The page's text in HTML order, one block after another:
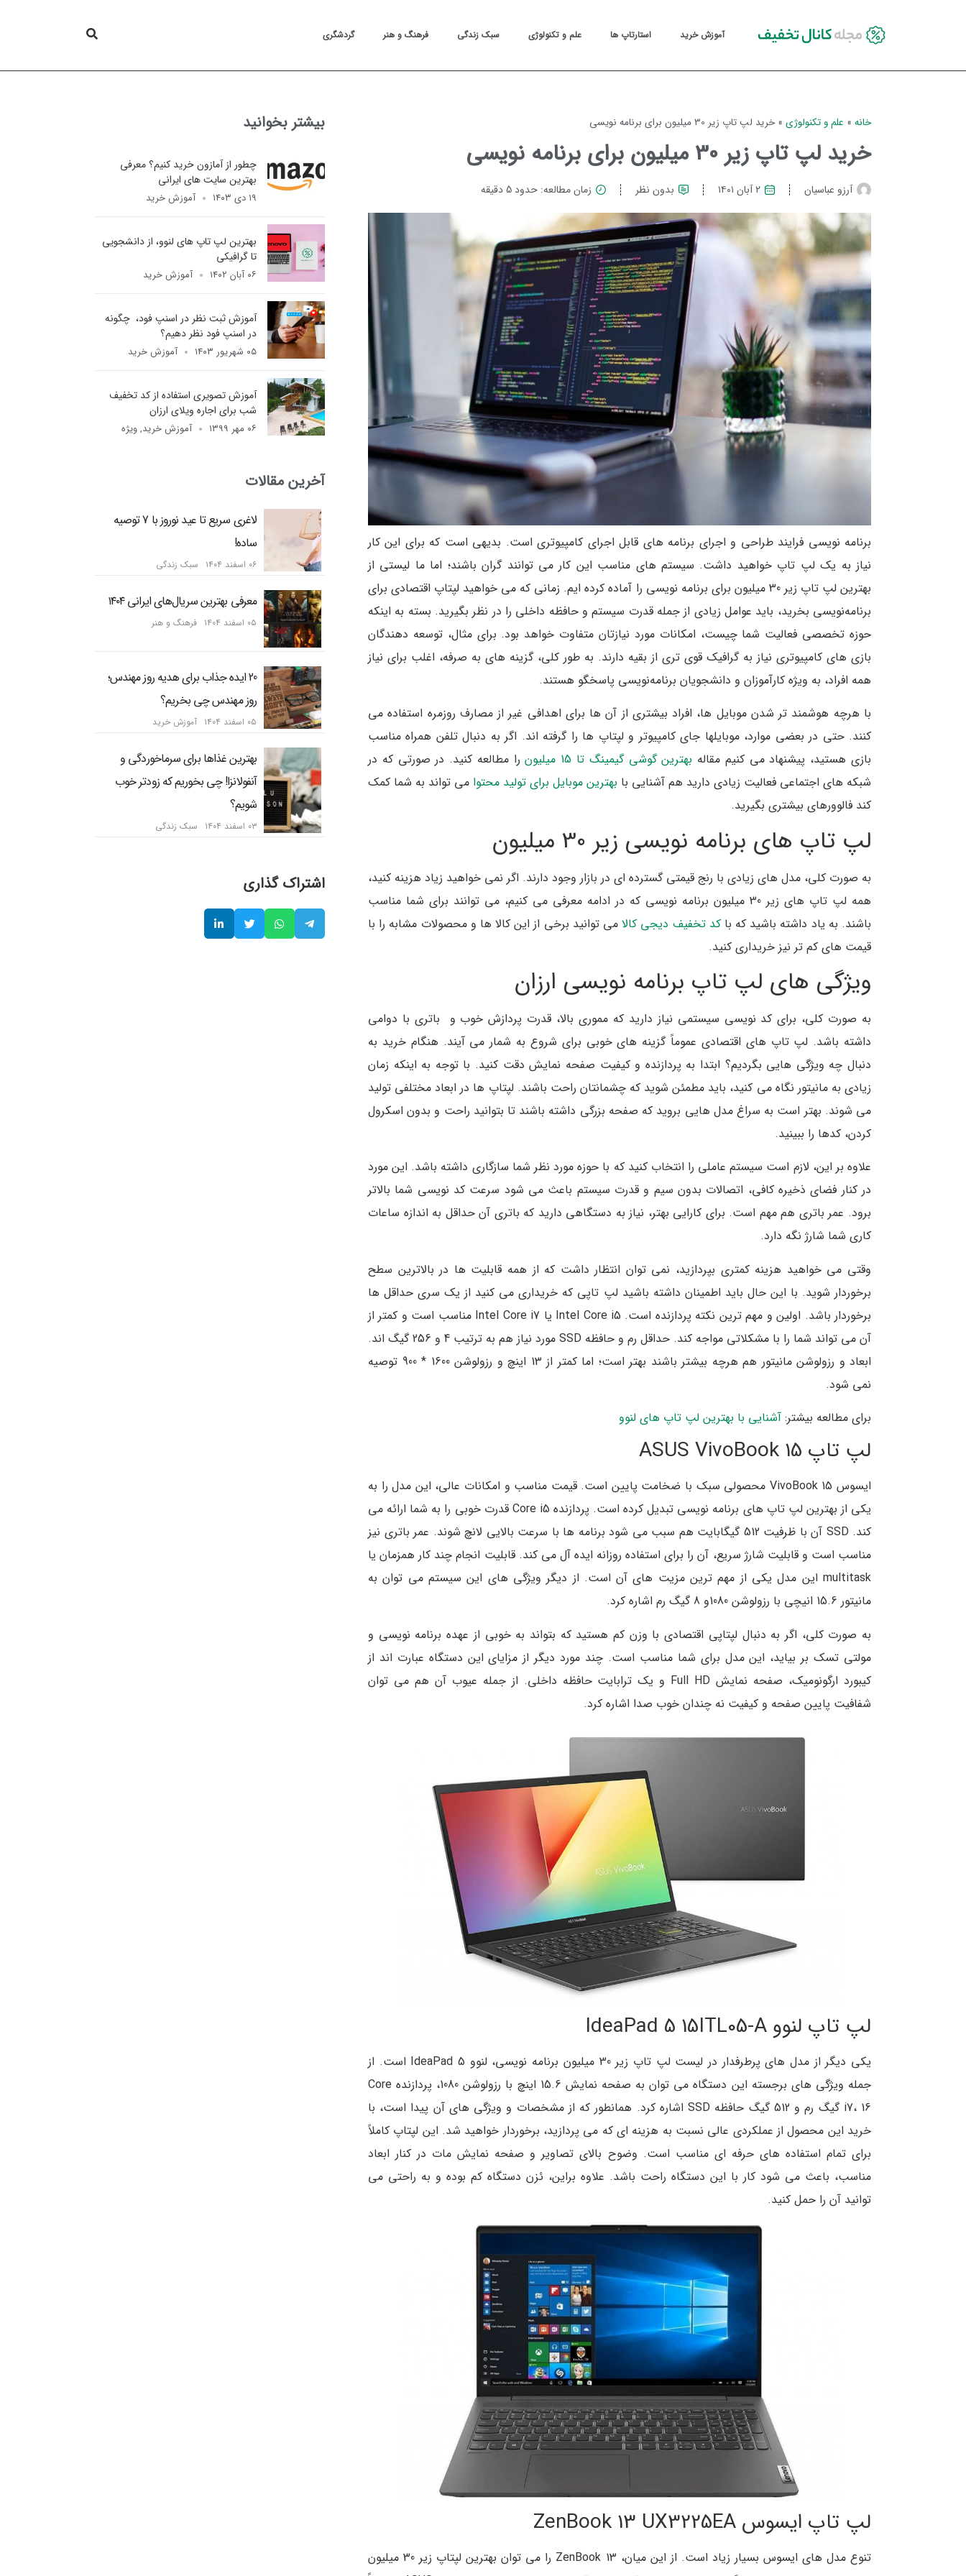
آموزش خرید استارتاپ ها علم و تکنولوژی سبک زندگی فرهنگ و هنر گردشگری
خانه » علم و تکنولوژی » خرید لپ تاپ زیر 30 میلیون برای برنامه نویسی
خرید لپ تاپ زیر 30 میلیون برای برنامه نویسی
آرزو عباسیان ۲ آبان ۱۴۰۱ بدون نظر زمان مطالعه: حدود 5 دقیقه
برنامه ‌نویسی فرایند طراحی و اجرای برنامه های قابل اجرای کامپیوتری است. بدیهی است که برای این کار
نیاز به یک لپ تاپ خواهید داشت. سیستم های مناسب این کار می توانند گران باشند؛ اما ما لیستی از
بهترین لپ تاپ زیر 30 میلیون برای برنامه نویسی را آماده کرده ایم. زمانی که می خواهید لپتاپ اقتصادی برای
برنامه‌نویسی بخرید، باید عوامل زیادی از جمله قدرت سیستم و حافظه داخلی را در نظر بگیرید. بسته به اینکه
حوزه تخصصی فعالیت شما چیست، امکانات مورد نیازتان متفاوت خواهد بود. برای مثال، توسعه دهندگان
بازی های کامپیوتری نیاز به گرافیک قوی تری از بقیه دارند. به طور کلی، گزینه های به صرفه، اغلب برای نیاز
همه افراد، به ویژه کارآموزان و دانشجویان برنامه‌نویسی پاسخگو هستند.
با هرچه هوشمند تر شدن موبایل ها، افراد بیشتری از آن ها برای اهدافی غیر از مصارف روزمره استفاده می
کنند. حتی در بعضی موارد، موبایلها جای کامپیوتر و لپتاپ ها را گرفته اند. اگر به دنبال تلفن همراه مناسب
بازی هستید، پیشنهاد می کنیم مقاله بهترین گوشی گیمینگ تا 15 میلیون
را مطالعه کنید. در صورتی که در
شبکه های اجتماعی فعالیت زیادی دارید هم آشنایی با بهترین موبایل برای تولید محتوا می تواند به شما کمک
کند فالوورهای بیشتری بگیرید.
لپ تاپ های برنامه نویسی زیر 30 میلیون
به صورت کلی، مدل های زیادی با رنج قیمتی گسترده ای در بازار وجود دارند. اگر نمی خواهید زیاد هزینه کنید،
همه لپ تاپ های زیر 30 میلیون برنامه نویسی که در ادامه معرفی می کنیم، می توانند برای شما مناسب
باشند. به یاد داشته باشید که باکد تخفیف دیجی کالا می توانید برخی از این کالا ها و محصولات مشابه را با
قیمت های کم تر نیز خریداری کنید.
ویژگی های لپ تاپ برنامه نویسی ارزان
به صورت کلی، برای کد نویسی سیستمی نیاز دارید که مموری بالا، قدرت پردازش خوب و باتری با دوامی
داشته باشد. لپ تاپ های اقتصادی عموماً گزینه های خوبی برای شروع به شمار می آیند. هنگام خرید به
دنبال چه ویژگی هایی بگردیم؟ ابتدا به پردازنده و کیفیت صفحه نمایش دقت کنید. با توجه به اینکه زمان
زیادی به مانیتور نگاه می کنید، باید مطمئن شوید که چشمانتان راحت باشند. لپتاپ ها در ابعاد مختلفی تولید
می شوند. بهتر است به سراغ مدل هایی بروید که صفحه بزرگی داشته باشند تا بتوانید راحت و بدون اسکرول
کردن، کدها را ببینید.
علاوه بر این، لازم است سیستم عاملی را انتخاب کنید که با حوزه مورد نظر شما سازگاری داشته باشد. این مورد
در کنار فضای ذخیره کافی، اتصالات بدون سیم و قدرت سیستم باعث می شود سرعت کد نویسی شما بالاتر
برود. عمر باتری هم مهم است. برای کارایی بهتر، نیاز به دستگاهی دارید که باتری آن حداقل به اندازه ساعات
کاری شما شارژ نگه دارد.
وقتی می خواهید هزینه کمتری بپردازید، نمی توان انتظار داشت که از همه قابلیت ها در بالاترین سطح
برخوردار شوید. با این حال باید اطمینان داشته باشید لپ تاپی که خریداری می کنید از یک سری حداقل ها
برخوردار باشد. اولین و مهم ترین نکته پردازنده است. Intel Core i5 یا Intel Core i7 مناسب است و کمتر از
آن می تواند شما را با مشکلاتی مواجه کند. حداقل رم و حافظه SSD مورد نیاز هم به ترتیب 4 و 256 گیگ اند.
ابعاد و رزولوشن مانیتور هم هرچه بیشتر باشند بهتر است؛ اما کمتر از 13 اینچ و رزولوشن 1600 * 900 توصیه
نمی شود.
برای مطالعه بیشتر: آشنایی با بهترین لپ تاپ های لنوو
لپ تاپ ASUS VivoBook 15
ایسوس VivoBook 15 محصولی سبک با ضخامت پایین است. قیمت مناسب و امکانات عالی، این مدل را به
یکی از بهترین لپ تاپ های برنامه نویسی تبدیل کرده است. پردازنده Core i5 قدرت خوبی را به شما ارائه می
کند. SSD آن با ظرفیت 512 گیگابایت هم سبب می شود برنامه ها با سرعت بالایی لانچ شوند. عمر باتری نیز
مناسب است و قابلیت شارژ سریع، آن را برای استفاده روزانه ایده آل می کند. قابلیت انجام چند کار همزمان یا
multitask این مدل یکی از مهم ترین مزیت های آن است. از دیگر ویژگی های این سیستم می توان به
مانیتور 15.6 انیچی با رزولوشن 1080و 8 گیگ رم اشاره کرد.
به صورت کلی، اگر به دنبال لپتاپی اقتصادی با وزن کم هستید که بتواند به خوبی از عهده برنامه نویسی و
مولتی تسک بر بیاید، این مدل برای شما مناسب است. چند مورد دیگر از مزایای این دستگاه عبارت اند از
کیبورد ارگونومیک، صفحه نمایش Full HD و یک ترابایت حافظه داخلی. از جمله عیوب آن هم می توان
شفافیت پایین صفحه و کیفیت نه چندان خوب صدا اشاره کرد.
لپ تاپ لنوو IdeaPad 5 15ITL05-A
یکی دیگر از مدل های پرطرفدار در لیست لپ تاپ زیر 30 میلیون برنامه نویسی، لنوو IdeaPad 5 است. از
جمله ویژگی های برجسته این دستگاه می توان به صفحه نمایش 15.6 اینچ با رزولوشن 1080، پردازنده Core
i7، 16 گیگ رم و 512 گیگ حافظه SSD اشاره کرد. همانطور که از مشخصات و ویژگی های آن پیدا است، با
خرید این محصول از عملکردی عالی نسبت به هزینه ای که می پردازید، برخوردار خواهید شد. این لپتاپ کاملاً
برای تمام استفاده های حرفه ای مناسب است. وضوح بالای تصاویر و صفحه نمایش مات در کنار ابعاد
مناسب، باعث می شود کار با این دستگاه راحت باشد. علاوه براین، ئزن دستگاه کم بوده و به راحتی می
توانید آن را حمل کنید.
لپ تاپ ایسوس ZenBook 13 UX3225EA
تنوع مدل های ایسوس بسیار زیاد است. از این میان، ZenBook 13 را می توان بهترین لپتاپ زیر 30 میلیون
بیشتر بخوانید
چطور از آمازون خرید کنیم؟ معرفی
بهترین سایت های ایرانی
۱۹ دی ۱۴۰۳ آموزش خرید
بهترین لپ تاپ های لنوو، از دانشجویی
تا گرافیکی
۰۶ آبان ۱۴۰۲ آموزش خرید
آموزش ثبت نظر در اسنپ فود، چگونه
در اسنپ فود نظر دهیم؟
۰۵ شهریور ۱۴۰۳ آموزش خرید
آموزش تصویری استفاده از کد تخفیف
شب برای اجاره ویلای ارزان
۰۶ مهر ۱۳۹۹ آموزش خرید,ویژه
آخرین مقالات
لاغری سریع تا عید نوروز با 7 توصیه
ساده!
۰۶ اسفند ۱۴۰۴ سبک زندگی
معرفی بهترین سریال‌های ایرانی ۱۴۰۴
۰۵ اسفند ۱۴۰۴ فرهنگ و هنر
20 ایده جذاب برای هدیه روز مهندس؛
روز مهندس چی بخریم؟
۰۵ اسفند ۱۴۰۴ آموزش خرید
بهترین غذاها برای سرماخوردگی و
آنفولانزا! چی بخوریم که زودتر خوب
شویم؟
۰۳ اسفند ۱۴۰۴ سبک زندگی
اشتراک گذاری